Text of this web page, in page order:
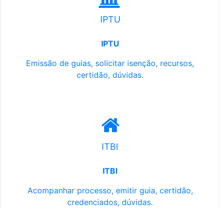
IPTU
IPTU
Emissão de guias, solicitar isenção, recursos,
certidão, dúvidas.
ITBI
ITBI
Acompanhar processo, emitir guia, certidão,
credenciados, dúvidas.